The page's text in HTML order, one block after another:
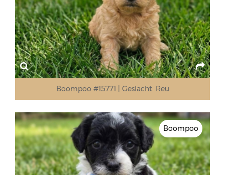
Boompoo #15771 Geslacht: Reu
Boompoo